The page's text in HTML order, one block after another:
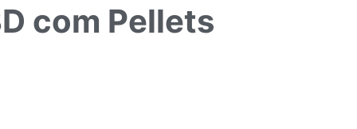
com Pellets